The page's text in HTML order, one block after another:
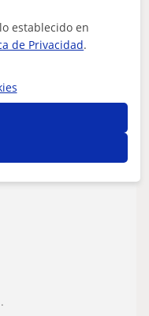
y PRIMARIA
especiales y
cabo. No solo te
establecido en
de Privacidad.